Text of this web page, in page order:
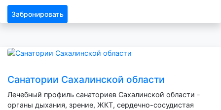
Забронировать
Санатории Сахалинской области
Лечебный профиль санаториев Сахалинской области -
органы дыхания, зрение, ЖКТ, сердечно-сосудистая